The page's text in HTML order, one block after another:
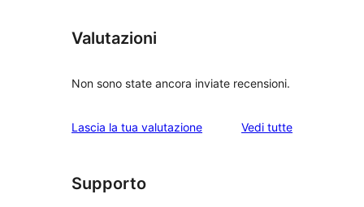
Valutazioni
Non sono state ancora inviate recensioni.
Lascia la tua valutazione Vedi tuttele
Supporto